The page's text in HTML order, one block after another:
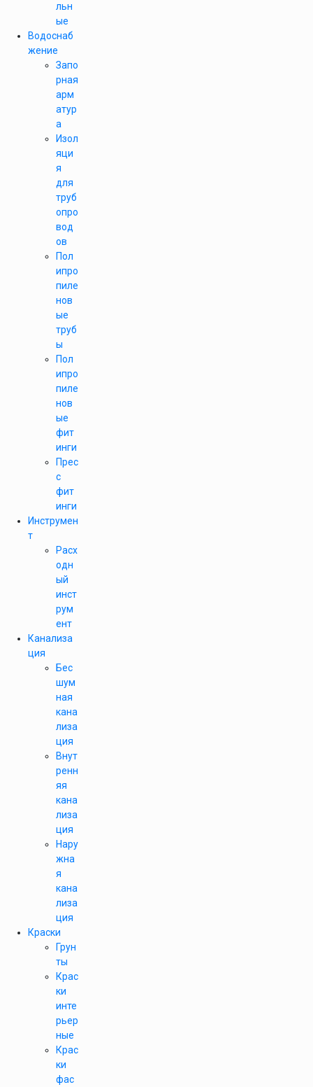
льн
ые
Водоснаб
жение
Запо
рная
арм
атур
а
Изол
яци
я
для
труб
опро
вод
ов
Пол
ипро
пиле
нов
ые
труб
ы
Пол
ипро
пиле
нов
ые
фит
инги
Прес
с
фит
инги
Инструмен
т
Расх
одн
ый
инст
рум
ент
Канализа
ция
Бес
шум
ная
кана
лиза
ция
Внут
ренн
яя
кана
лиза
ция
Нару
жна
я
кана
лиза
ция
Краски
Грун
ты
Крас
ки
инте
рьер
ные
Крас
ки
фас